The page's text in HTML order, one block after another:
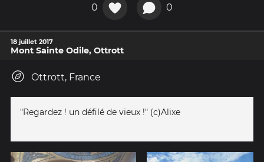
0 0
18 juillet 2017
Mont Sainte Odile, Ottrott
Ottrott, France
"Regardez ! un défilé de vieux !" (c)Alixe